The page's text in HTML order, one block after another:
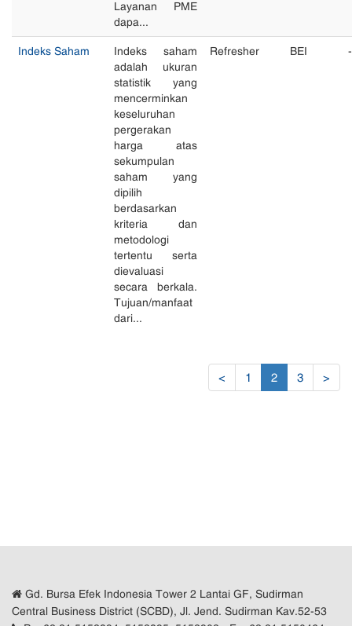
Layanan PME
dapa...
Indeks Saham
Indeks saham
adalah ukuran
statistik yang
mencerminkan
keseluruhan
pergerakan
harga atas
sekumpulan
saham yang
dipilih
berdasarkan
kriteria dan
metodologi
tertentu serta
dievaluasi
secara berkala.
Tujuan/manfaat
dari...
Refresher BEI -
< 1 2(current)
3 >
Gd. Bursa Efek Indonesia Tower 2 Lantai GF, Sudirman
Central Business District (SCBD), Jl. Jend. Sudirman Kav.52-53